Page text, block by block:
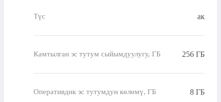
Түс ак
Камтылган эс тутум сыйымдуулугу, ГБ 256 ГБ
Оперативдик эс тутумдун көлөмү, ГБ 8 ГБ